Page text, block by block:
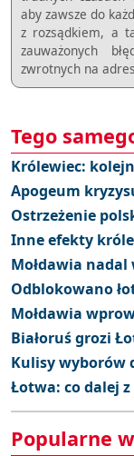
aby zawsze do
z rozsądkiem, a
zauważonych
zwrotnych na
Tego
Królewiec:
Apogeum
Ostrzeżenie
Inne efekty
Mołdawia
Odblokowano
Mołdawia
Białoruś grozi
Kulisy wyborów
Łotwa: co dalej
Popularne